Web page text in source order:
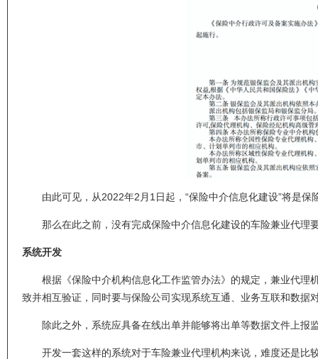
由此可见，从2022年2月1日起，“保险中介信息化建设”将是保
那么在此之前，没有完成保险中介信息化建设的车险兼业代理
系统开发
根据《保险中介机构信息化工作监管办法》的规定，兼业代理
致并相互验证，同时要与保险公司实现系统互通、业务互联和数据
除此之外，系统应具备在线出单并能够将出单等数据文件上报
开发一套这样的系统对于车险兼业代理机构来说，难度还是比